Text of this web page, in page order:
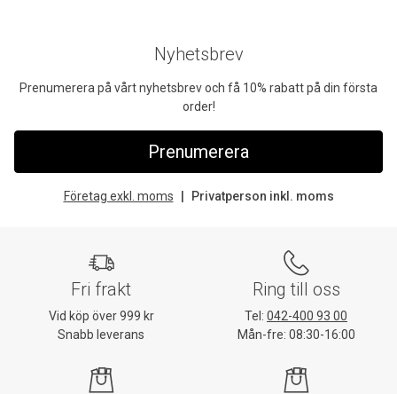
Nyhetsbrev
Prenumerera på vårt nyhetsbrev och få 10% rabatt på din första
order!
Prenumerera
Företag exkl. moms Privatperson inkl. moms
Fri frakt
Vid köp över 999 kr
Snabb leverans
Ring till oss
Tel: 042-400 93 00
Mån-fre: 08:30-16:00